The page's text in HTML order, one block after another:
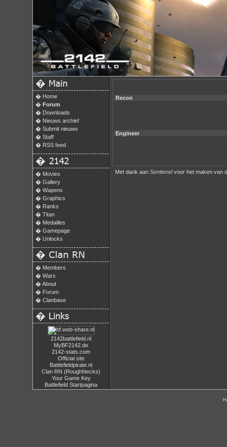
�
� Home
� Forum
� Downloads
� Nieuws archief
� Submit nieuws
� Staff
� RSS feed
�
� Movies
� Gallery
� Wapens
� Graphics
� Ranks
� Titan
� Medailles
� Gamepage
� Unlocks
�
� Members
� Wars
�About
� Forum
� Clanbase
�
2142battlefield.nl
MyBF2142.de
2142-stats.com
Official site
Battlefieldpirate.nl
Clan RN (RoughNecks)
Your Game Key
Battlefield Startpagina
Recon
Engineer
Met dank aan Sentienel voor het maken van